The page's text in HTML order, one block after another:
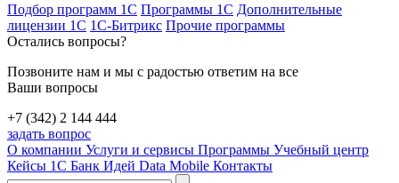
Подбор программ 1С Программы 1С Дополнительные
лицензии 1С 1С-Битрикс Прочие программы
Остались вопросы?
Позвоните нам и мы с радостью ответим на все
Ваши вопросы
+7 (342) 2 144 444
задать вопрос
О компании Услуги и сервисы Программы Учебный центр
Кейсы 1С Банк Идей Data Mobile Контакты